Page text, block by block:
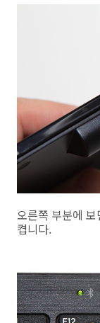
오른쪽 부분에
켭니다.